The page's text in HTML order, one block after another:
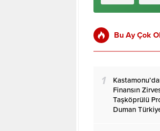
Bu Ay Çok
1
Finansın
Taşköprülü
Duman